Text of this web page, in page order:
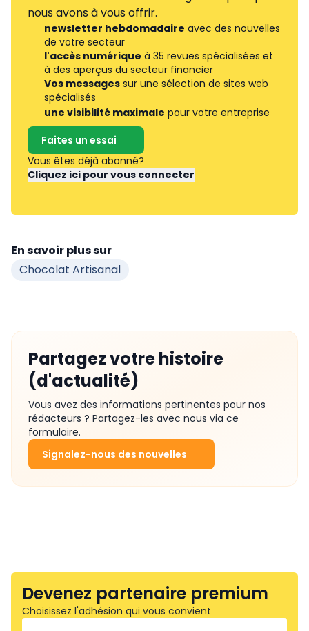
nous avons à vous offrir.
newsletter hebdomadaire avec des nouvelles
de votre secteur
l'accès numérique à 35 revues spécialisées et
à des aperçus du secteur financier
Vos messages sur une sélection de sites web
spécialisés
une visibilité maximale pour votre entreprise
Faites un essai
Vous êtes déjà abonné?
Cliquez ici pour vous connecter
En savoir plus sur
Chocolat Artisanal
Partagez votre histoire
(d'actualité)
Vous avez des informations pertinentes pour nos
rédacteurs ? Partagez-les avec nous via ce
formulaire.
Signalez-nous des nouvelles
Devenez partenaire premium
Choisissez l'adhésion qui vous convient